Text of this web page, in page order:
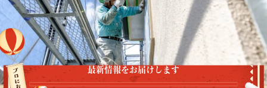
最新情報をお届けします